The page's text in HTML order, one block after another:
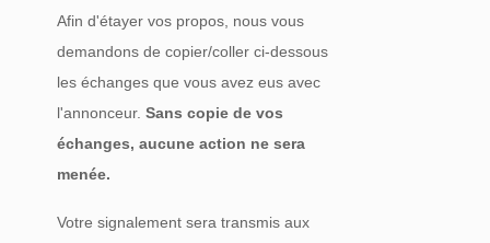
Afin d'étayer vos propos, nous vous
demandons de copier/coller ci-dessous
les échanges que vous avez eus avec
l'annonceur.Sans copie de vos
échanges, aucune action ne sera
menée.
Votre signalement sera transmis aux